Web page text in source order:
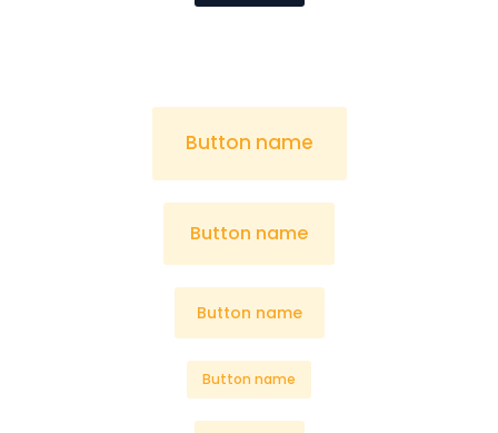
Button name
Button name
Button name
Button name